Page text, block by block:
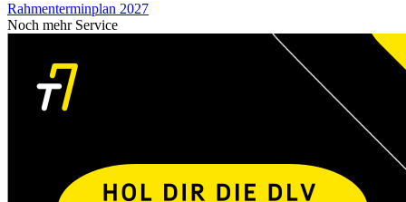
Rahmenterminplan 2027
Noch mehr Service